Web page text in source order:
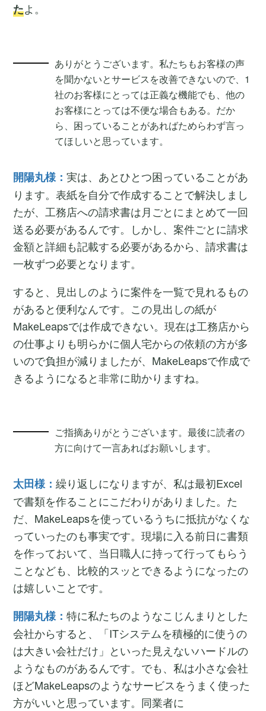
たよ。
ありがとうございます。私たちもお客様の声
を聞かないとサービスを改善できないので、1
社のお客様にとっては正義な機能でも、他の
お客様にとっては不便な場合もある。だか
ら、困っていることがあればためらわず言っ
てほしいと思っています。
開陽丸様：実は、あとひとつ困っていることがあ
ります。表紙を自分で作成することで解決しまし
たが、工務店への請求書は月ごとにまとめて一回
送る必要があるんです。しかし、案件ごとに請求
金額と詳細も記載する必要があるから、請求書は
一枚ずつ必要となります。
すると、見出しのように案件を一覧で見れるもの
があると便利なんです。この見出しの紙が
MakeLeapsでは作成できない。現在は工務店から
の仕事よりも明らかに個人宅からの依頼の方が多
いので負担が減りましたが、MakeLeapsで作成で
きるようになると非常に助かりますね。
ご指摘ありがとうございます。最後に読者の
方に向けて一言あればお願いします。
太田様：繰り返しになりますが、私は最初Excel
で書類を作ることにこだわりがありました。た
だ、MakeLeapsを使っているうちに抵抗がなくな
っていったのも事実です。現場に入る前日に書類
を作っておいて、当日職人に持って行ってもらう
ことなども、比較的スッとできるようになったの
は嬉しいことです。
開陽丸様：特に私たちのようなこじんまりとした
会社からすると、「ITシステムを積極的に使うの
は大きい会社だけ」といった見えないハードルの
ようなものがあるんです。でも、私は小さな会社
ほどMakeLeapsのようなサービスをうまく使った
方がいいと思っています。同業者に